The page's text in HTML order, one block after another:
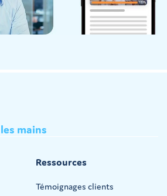
les mains
Ressources
Témoignages clients